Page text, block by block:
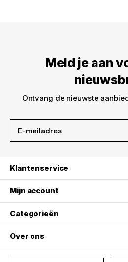
Meld je aan
Ontvang de nieuwste
Klantenservice
Mijn account
Categorieën
Over ons